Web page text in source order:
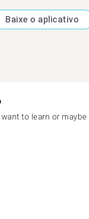
Baixe o aplicativo
to learn or maybe